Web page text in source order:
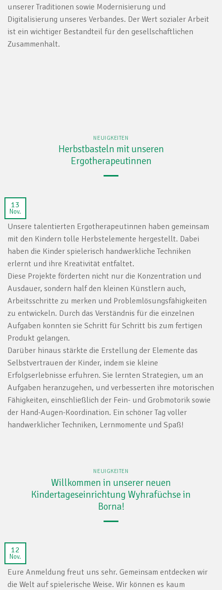
unserer Traditionen sowie Modernisierung und
Digitalisierung unseres Verbandes. Der Wert sozialer Arbeit
ist ein wichtiger Bestandteil für den gesellschaftlichen
Zusammenhalt.
NEUIGKEITEN
Herbstbasteln mit unseren
Ergotherapeutinnen
13
Nov.
Unsere talentierten Ergotherapeutinnen haben gemeinsam
mit den Kindern tolle Herbstelemente hergestellt. Dabei
haben die Kinder spielerisch handwerkliche Techniken
erlernt und ihre Kreativität entfaltet.
Diese Projekte förderten nicht nur die Konzentration und
Ausdauer, sondern half den kleinen Künstlern auch,
Arbeitsschritte zu merken und Problemlösungsfähigkeiten
zu entwickeln. Durch das Verständnis für die einzelnen
Aufgaben konnten sie Schritt für Schritt bis zum fertigen
Produkt gelangen.
Darüber hinaus stärkte die Erstellung der Elemente das
Selbstvertrauen der Kinder, indem sie kleine
Erfolgserlebnisse erfuhren. Sie lernten Strategien, um an
Aufgaben heranzugehen, und verbesserten ihre motorischen
Fähigkeiten, einschließlich der Fein- und Grobmotorik sowie
der Hand-Augen-Koordination. Ein schöner Tag voller
handwerklicher Techniken, Lernmomente und Spaß!
NEUIGKEITEN
Willkommen in unserer neuen
Kindertageseinrichtung Wyhrafüchse in
Borna!
12
Nov.
Eure Anmeldung freut uns sehr. Gemeinsam entdecken wir
die Welt auf spielerische Weise. Wir können es kaum